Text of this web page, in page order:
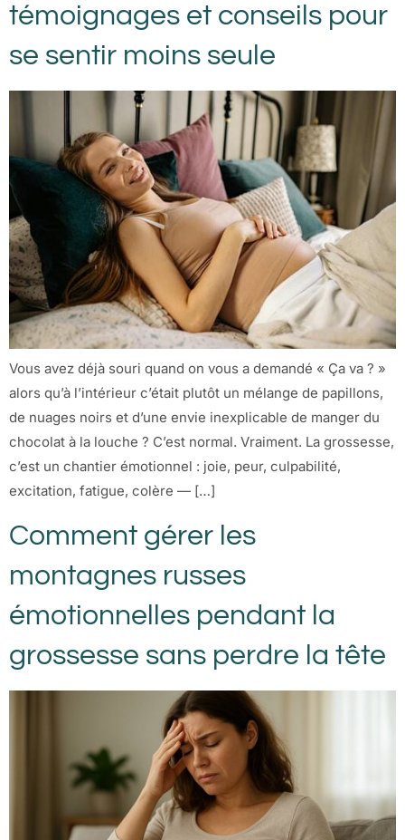
témoignages et conseils pour
se sentir moins seule
Vous avez déjà souri quand on vous a demandé « Ça va ? »
alors qu’à l’intérieur c’était plutôt un mélange de papillons,
de nuages noirs et d’une envie inexplicable de manger du
chocolat à la louche ? C’est normal. Vraiment. La grossesse,
c’est un chantier émotionnel : joie, peur, culpabilité,
excitation, fatigue, colère — […]
Comment gérer les
montagnes russes
émotionnelles pendant la
grossesse sans perdre la tête